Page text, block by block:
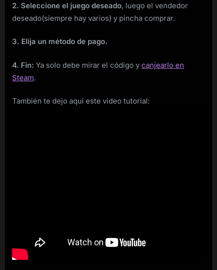
2. Seleccione el juego deseado, luego el vendedor
deseado(siempre hay varios) y pincha comprar.
3. Elija un método de pago.
4. Fin: Ya solo debe mirar el código y canjearlo en
Steam.
También te dejo aqui este video tutorial: